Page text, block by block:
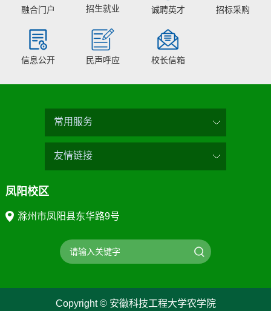
融合门户 招生就业 诚聘英才 招标采购
信息公开 民声呼应 校长信箱
常用服务
友情链接
凤阳校区
滁州市凤阳县东华路9号
Copyright © 安徽科技工程大学农学院